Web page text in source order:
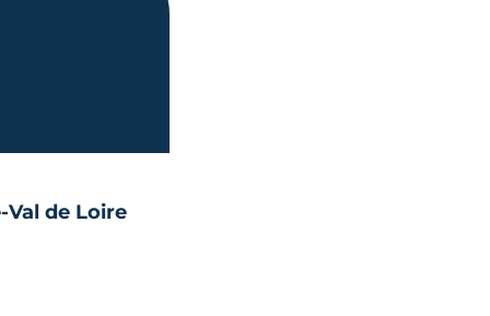
de Loire